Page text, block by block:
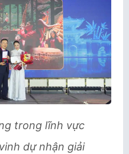
trong lĩnh vực
dự nhận giải